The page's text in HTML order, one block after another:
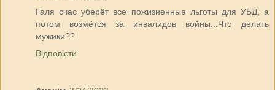
Галя счас уберёт все пожизненные льготы для УБД, а
потом возмётся за инвалидов войны...Что делать
мужики??
Відповісти